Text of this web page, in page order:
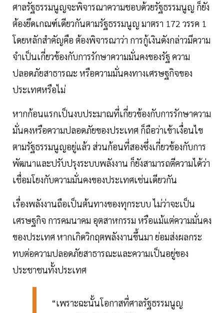
ศาลรัฐธรรมนูญจะพิจารณาความชอบด้วยรัฐธรรมนูญ ก็ยัง
ต้องยึดเกณฑ์เดียวกันตามรัฐธรรมนูญ มาตรา 172 วรรค 1
โดยหลักสำคัญคือ ต้องพิจารณาว่า การกู้เงินดังกล่าวมีความ
จำเป็นเกี่ยวข้องกับการรักษาความมั่นคงของรัฐ ความ
ปลอดภัยสาธารณะ หรือความมั่นคงทางเศรษฐกิจของ
ประเทศหรือไม่
หากก้อนแรกเป็นงบประมาณที่เกี่ยวข้องกับการรักษาความ
มั่นคงหรือความปลอดภัยของประเทศ ก็ถือว่าเข้าเงื่อนไข
ตามรัฐธรรมนูญอยู่แล้ว ส่วนก้อนที่สองซึ่งเกี่ยวข้องกับการ
พัฒนาและปรับปรุงระบบพลังงาน ก็ยังสามารถตีความได้ว่า
เชื่อมโยงกับความมั่นคงของประเทศเช่นเดียวกัน
เรื่องพลังงานถือเป็นต้นทางของทุกระบบ ไม่ว่าจะเป็น
เศรษฐกิจ การคมนาคม อุตสาหกรรม หรือแม้แต่ความมั่นคง
ของประเทศ หากเกิดวิกฤตพลังงานขึ้นมา ย่อมส่งผลกระ
ทบต่อความปลอดภัยสาธารณะและความเป็นอยู่ของ
ประชาชนทั้งประเทศ
“เพราะฉะนั้นโอกาสที่ศาลรัฐธรรมนูญ